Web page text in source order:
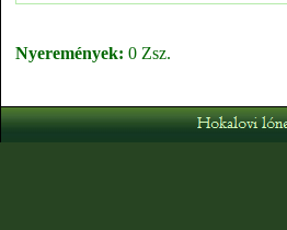
Nyeremények: 0 Zsz.